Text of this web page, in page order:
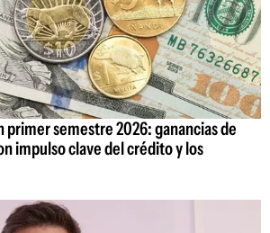
primer semestre 2026: ganancias de
impulso clave del crédito y los